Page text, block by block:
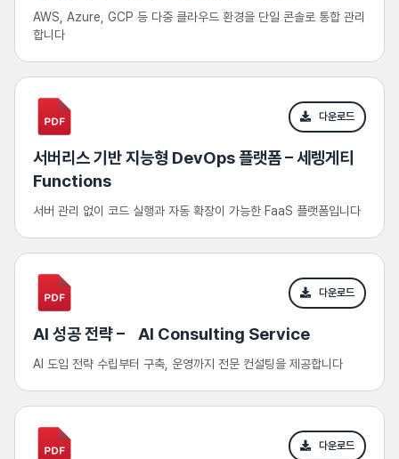
AWS, Azure, GCP 등 다중 클라우드 환경을 단일 콘솔로 통합 관리
합니다
다운로드
서버리스 기반 지능형 DevOps 플랫폼 – 세렝게티
Functions
서버 관리 없이 코드 실행과 자동 확장이 가능한 FaaS 플랫폼입니다
다운로드
AI 성공 전략 – AI Consulting Service
AI 도입 전략 수립부터 구축, 운영까지 전문 컨설팅을 제공합니다
다운로드